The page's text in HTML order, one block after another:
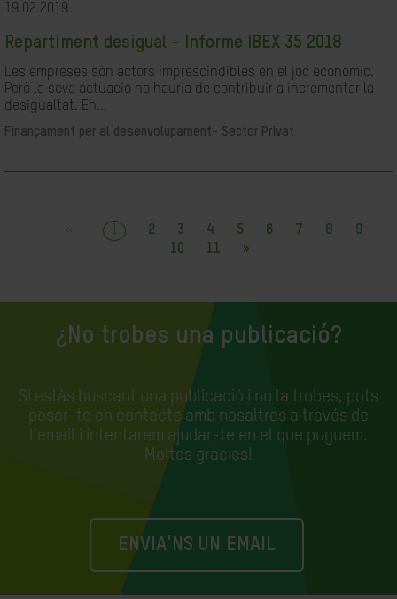
19.02.2019
Repartiment desigual - Informe IBEX 35 2018
Les empreses són actors imprescindibles en el joc econòmic.
Però la seva actuació no hauria de contribuir a incrementar la
desigualtat. En...
Finançament per al desenvolupament- Sector Privat
« 1 2 3 4 5 6 7 8
9
10
11 »
¿No trobes una publicació?
Si estàs buscant una publicació i no la trobes, pots
posar-te en contacte amb nosaltres a través de
l'email i intentarem ajudar-te en el que puguem.
Moltes gràcies!
ENVIA'NS UN EMAIL